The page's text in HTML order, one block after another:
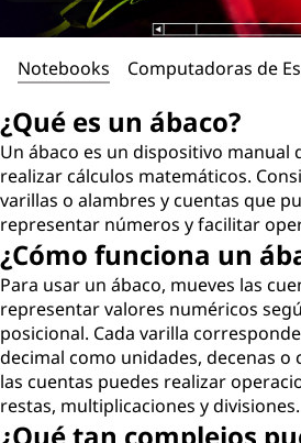
Notebooks Computadoras de
¿Qué es un ábaco?
Un ábaco es un dispositivo manual
realizar cálculos matemáticos.
varillas o alambres y cuentas que
representar números y facilitar
¿Cómo funciona un
Para usar un ábaco, mueves las
representar valores numéricos
posicional. Cada varilla
decimal como unidades, decenas o
las cuentas puedes realizar
restas, multiplicaciones y divisiones.